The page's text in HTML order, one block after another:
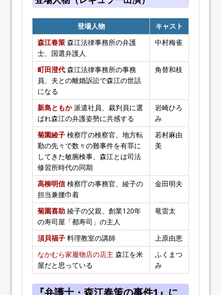
登場人物
キャスト
森江春策 森江法律事務所の弁護
士、国選弁護人
中村梅雀
町田澄代 森江法律事務所の事務
員、夫との離婚訴訟で森江の世話
になる
角替和枝
新島ともか派遣社員、裁判員に選
ばれ森江の弁護姿勢に共感する
岩崎ひろ
み
菊園綾子 検察庁の検察官、地方転
勤の先々で数々の難事件を有罪に
してきた敏腕検事、森江とは司法
修習所時代の同期
若村麻由
美
高柳明信検察庁の事務官、綾子の
担当兼腰巾着
金田明夫
菊園喜助 綾子の父親、創業120年
の寿司屋「都寿司」の主人
竜雷太
須貝福子 料理教室の講師
上原由恵
なかむら家履物店の店主 森江を米
屋だと思っている
ふくまつ
み
『弁護士・森江春策の事件1』に